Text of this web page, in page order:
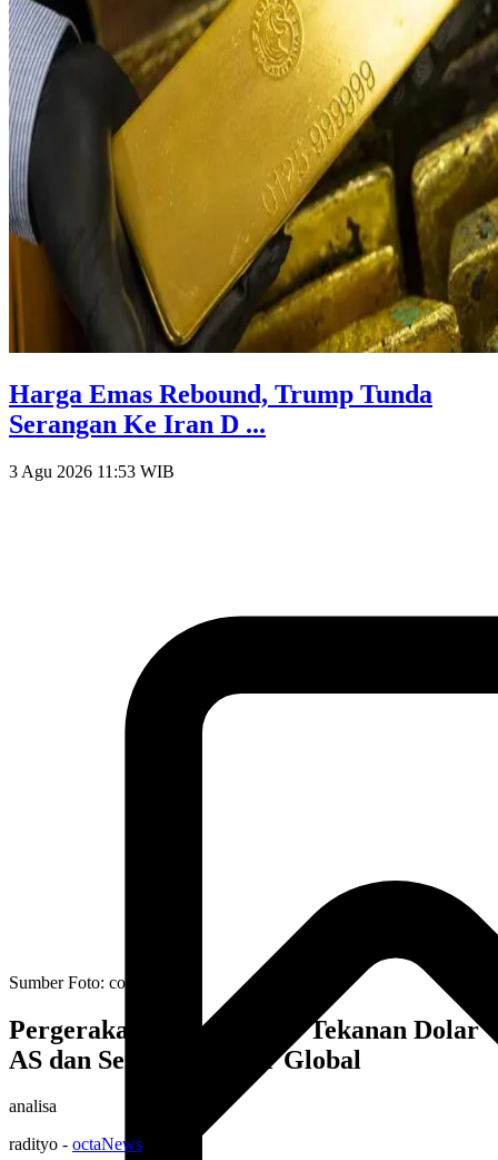
Harga Emas Rebound, Trump Tunda
Serangan Ke Iran D ...
3 Agu 2026 11:53 WIB
Sumber Foto: cosmos.so
Pergerakan Harga Emas: Tekanan Dolar
AS dan Sentimen Pasar Global
analisa
radityo - octaNews